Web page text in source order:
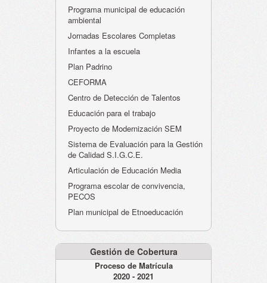
Programa municipal de educación
ambiental
Jornadas Escolares Completas
Infantes a la escuela
Plan Padrino
CEFORMA
Centro de Detección de Talentos
Educación para el trabajo
Proyecto de Modernización SEM
Sistema de Evaluación para la Gestión
de Calidad S.I.G.C.E.
Articulación de Educación Media
Programa escolar de convivencia,
PECOS
Plan municipal de Etnoeducación
Gestión de Cobertura
Proceso de Matrícula
2020 - 2021